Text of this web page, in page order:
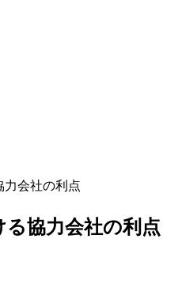
会社の利点
協力会社の利点